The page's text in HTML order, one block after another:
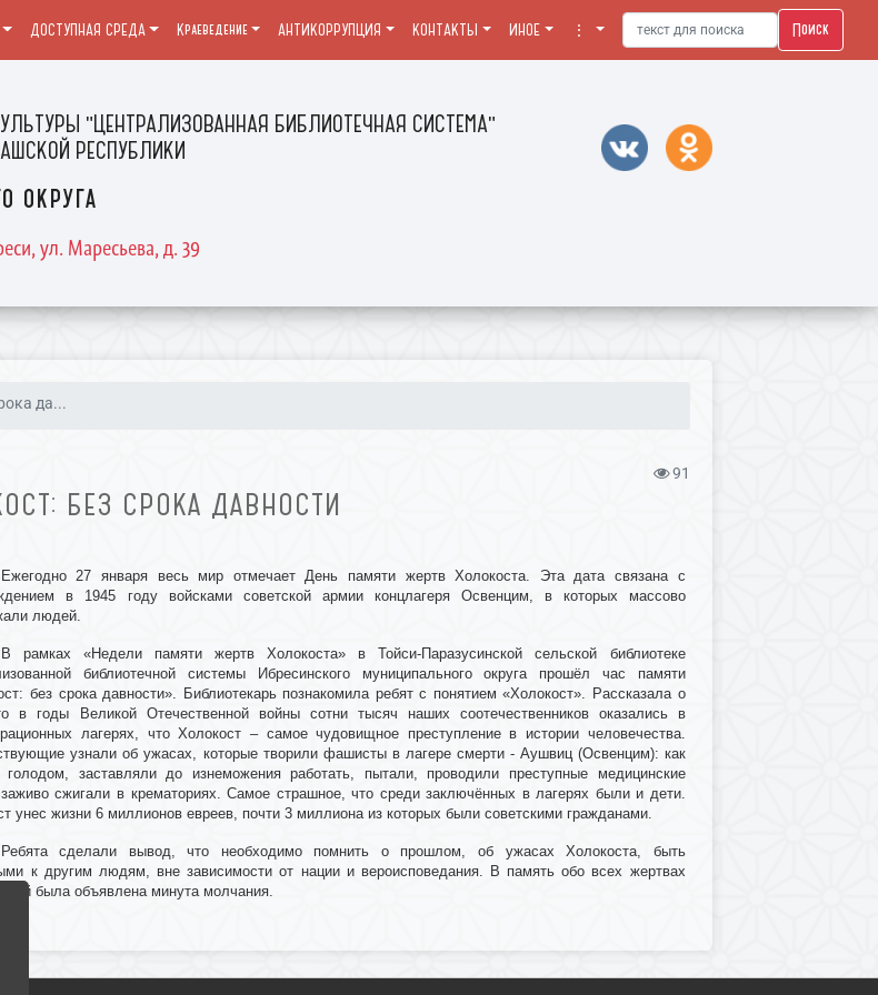
"ЦЕНТРАЛИЗОВАННАЯ БИБЛИОТЕЧНАЯ СИСТЕМА"
РЕСПУБЛИКИ
округа
ул. Маресьева, д. 39
ДОСТУПНАЯ СРЕДА Краеведение АНТИКОРРУПЦИЯ КОНТАКТЫ ИНОЕ ⋮ Поиск
да...
91
БЕЗ СРОКА ДАВНОСТИ
Ежегодно 27 января весь мир отмечает День памяти жертв Холокоста. Эта дата связана с
в 1945 году войсками советской армии концлагеря Освенцим, в которых массово
людей.
В рамках «Недели памяти жертв Холокоста» в Тойси-Паразусинской сельской библиотеке
библиотечной системы Ибресинского муниципального округа прошёл час памяти
без срока давности». Библиотекарь познакомила ребят с понятием «Холокост». Рассказала о
в годы Великой Отечественной войны сотни тысяч наших соотечественников оказались в
лагерях, что Холокост – самое чудовищное преступление в истории человечества.
узнали об ужасах, которые творили фашисты в лагере смерти - Аушвиц (Освенцим): как
голодом, заставляли до изнеможения работать, пытали, проводили преступные медицинские
сжигали в крематориях. Самое страшное, что среди заключённых в лагерях были и дети.
унес жизни 6 миллионов евреев, почти 3 миллиона из которых были советскими гражданами.
Ребята сделали вывод, что необходимо помнить о прошлом, об ужасах Холокоста, быть
к другим людям, вне зависимости от нации и вероисповедания. В память обо всех жертвах
была объявлена минута молчания.